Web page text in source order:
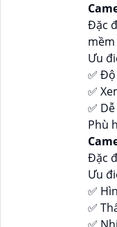
Đặc
Ưu
✅
✅
✅
Phù
Đặc
Ưu
✅
✅